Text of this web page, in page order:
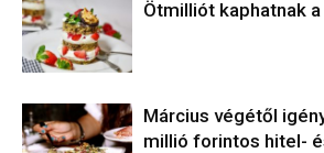
Ötmilliót kaphatnak
​Március végétől
millió forintos hitel-